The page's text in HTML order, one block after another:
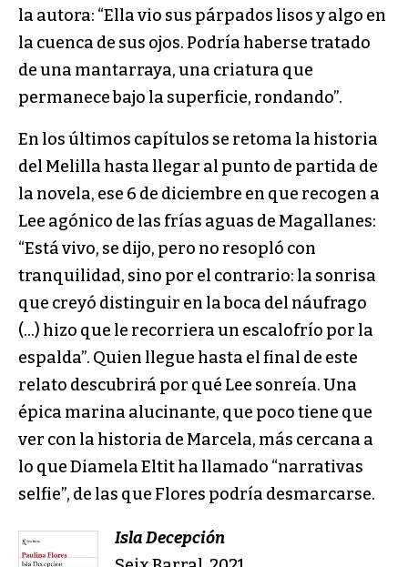
la autora: “Ella vio sus párpados lisos y algo en
la cuenca de sus ojos. Podría haberse tratado
de una mantarraya, una criatura que
permanece bajo la superficie, rondando”.
En los últimos capítulos se retoma la historia
del Melilla hasta llegar al punto de partida de
la novela, ese 6 de diciembre en que recogen a
Lee agónico de las frías aguas de Magallanes:
“Está vivo, se dijo, pero no resopló con
tranquilidad, sino por el contrario: la sonrisa
que creyó distinguir en la boca del náufrago
(…) hizo que le recorriera un escalofrío por la
espalda”. Quien llegue hasta el final de este
relato descubrirá por qué Lee sonreía. Una
épica marina alucinante, que poco tiene que
ver con la historia de Marcela, más cercana a
lo que Diamela Eltit ha llamado “narrativas
selfie”, de las que Flores podría desmarcarse.
Isla Decepción